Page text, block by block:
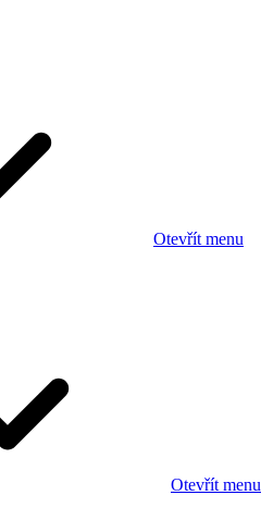
Otevřít menu
Otevřít menu